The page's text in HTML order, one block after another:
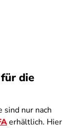
die
sind nur nach
erhältlich. Hier